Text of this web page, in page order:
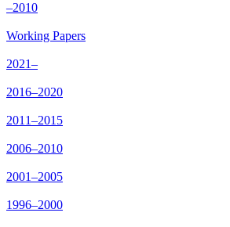
–2010
Working Papers
2021–
2016–2020
2011–2015
2006–2010
2001–2005
1996–2000